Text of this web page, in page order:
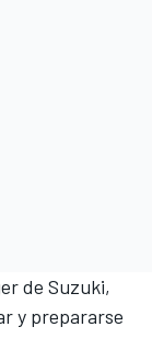
de Suzuki,
y prepararse